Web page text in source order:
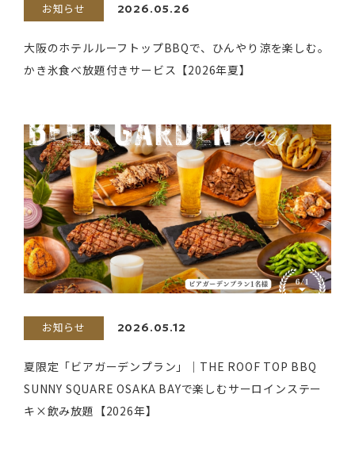
お知らせ 2026.05.26
大阪のホテルルーフトップBBQで、ひんやり涼を楽しむ。
かき氷食べ放題付きサービス【2026年夏】
お知らせ 2026.05.12
夏限定「ビアガーデンプラン」｜THE ROOF TOP BBQ
SUNNY SQUARE OSAKA BAYで楽しむサーロインステー
キ×飲み放題【2026年】